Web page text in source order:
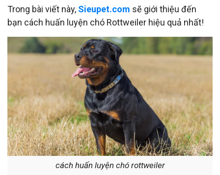
Trong bài viết này, Sieupet.com sẽ giới thiệu đến
bạn cách huấn luyện chó Rottweiler hiệu quả nhất!
cách huấn luyện chó rottweiler